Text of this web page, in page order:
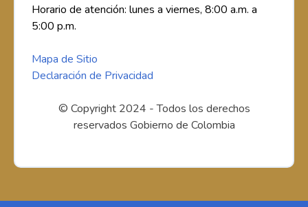
Horario de atención: lunes a viernes, 8:00 a.m. a
5:00 p.m.
Mapa de Sitio
Declaración de Privacidad
© Copyright 2024 - Todos los derechos
reservados Gobierno de Colombia